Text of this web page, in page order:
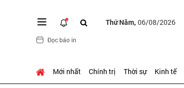
Thứ Năm, 06/08/2026
Đọc báo in
Mới nhất Chính trị Thời sự Kinh tế